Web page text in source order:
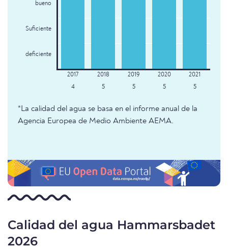
bueno
Suficiente
deficiente
4 5 5 5 5
*La calidad del agua se basa en el informe anual de la
Agencia Europea de Medio Ambiente AEMA.
Calidad del agua Hammarsbadet
2026